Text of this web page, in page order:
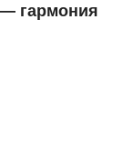
гармония